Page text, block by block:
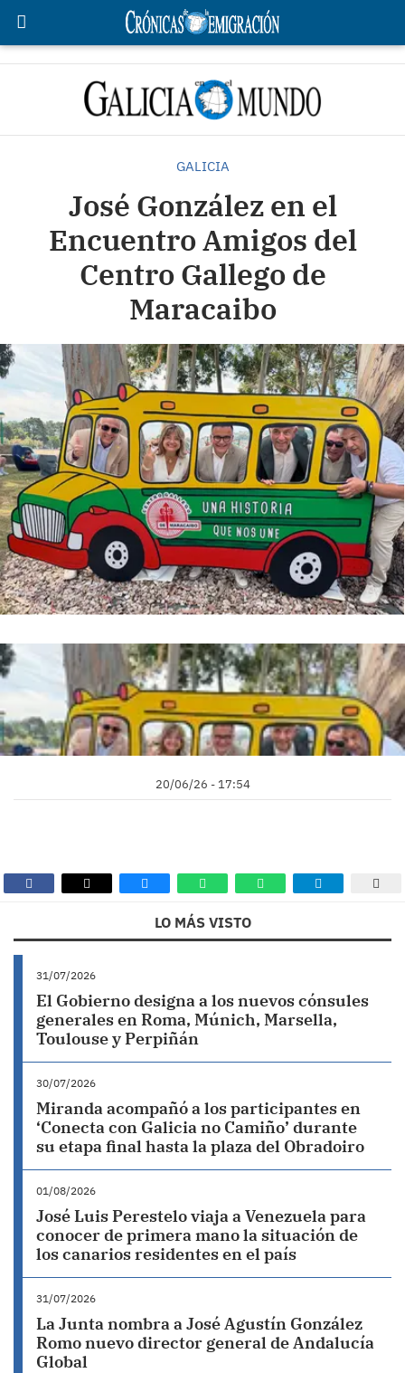
GALICIA
José González en el
Encuentro Amigos del
Centro Gallego de
Maracaibo
20/06/26 - 17:54
LO MÁS VISTO
31/07/2026
El Gobierno designa a los nuevos cónsules
generales en Roma, Múnich, Marsella,
Toulouse y Perpiñán
30/07/2026
Miranda acompañó a los participantes en
‘Conecta con Galicia no Camiño’ durante
su etapa final hasta la plaza del Obradoiro
01/08/2026
José Luis Perestelo viaja a Venezuela para
conocer de primera mano la situación de
los canarios residentes en el país
31/07/2026
La Junta nombra a José Agustín González
Romo nuevo director general de Andalucía
Global